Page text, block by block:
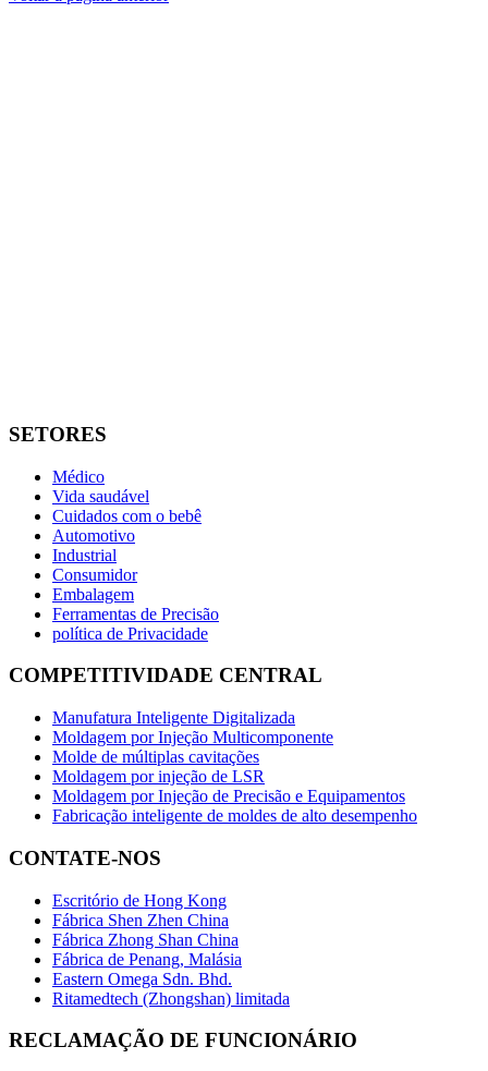
SETORES
Médico
Vida saudável
Cuidados com o bebê
Automotivo
Industrial
Consumidor
Embalagem
Ferramentas de Precisão
política de Privacidade
COMPETITIVIDADE CENTRAL
Manufatura Inteligente Digitalizada
Moldagem por Injeção Multicomponente
Molde de múltiplas cavitações
Moldagem por injeção de LSR
Moldagem por Injeção de Precisão e Equipamentos
Fabricação inteligente de moldes de alto desempenho
CONTATE-NOS
Escritório de Hong Kong
Fábrica Shen Zhen China
Fábrica Zhong Shan China
Fábrica de Penang, Malásia
Eastern Omega Sdn. Bhd.
Ritamedtech (Zhongshan) limitada
RECLAMAÇÃO DE FUNCIONÁRIO